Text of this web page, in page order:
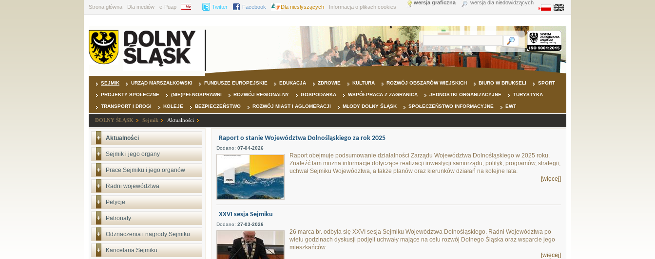
Strona główna Dla mediów e-Puap BIP Twitter Facebook Dla niesłyszących Informacja o plikach cookies
wersja graficzna wersja dla niedowidzących
SEJMIK URZĄD MARSZAŁKOWSKI FUNDUSZE EUROPEJSKIE EDUKACJA ZDROWIE KULTURA ROZWÓJ OBSZARÓW WIEJSKICH BIURO W BRUKSELI SPORT
PROJEKTY SPOŁECZNE (NIE)PEŁNOSPRAWNI ROZWÓJ REGIONALNY GOSPODARKA WSPÓŁPRACA Z ZAGRANICĄ JEDNOSTKI ORGANIZACYJNE TURYSTYKA
TRANSPORT I DROGI KOLEJE BEZPIECZEŃSTWO ROZWÓJ MIAST I AGLOMERACJI MŁODY DOLNY ŚLĄSK SPOŁECZEŃSTWO INFORMACYJNE EWT
DOLNY ŚLĄSK Sejmik Aktualności
Aktualności
Sejmik i jego organy
Prace Sejmiku i jego organów
Radni województwa
Petycje
Patronaty
Odznaczenia i nagrody Sejmiku
Kancelaria Sejmiku
Raport o stanie Województwa Dolnośląskiego za rok 2025
Dodano: 07-04-2026
Raport obejmuje podsumowanie działalności Zarządu Województwa Dolnośląskiego w 2025 roku.
Znaleźć tam można informacje dotyczące realizacji inwestycji samorządu, polityk, programów, strategii,
uchwał Sejmiku Województwa, a także planów oraz kierunków działań na kolejne lata.
[więcej]
XXVI sesja Sejmiku
Dodano: 27-03-2026
26 marca br. odbyła się XXVI sesja Sejmiku Województwa Dolnośląskiego. Radni Województwa po
wielu godzinach dyskusji podjęli uchwały mające na celu rozwój Dolnego Śląska oraz wsparcie jego
mieszkańców.
[więcej]